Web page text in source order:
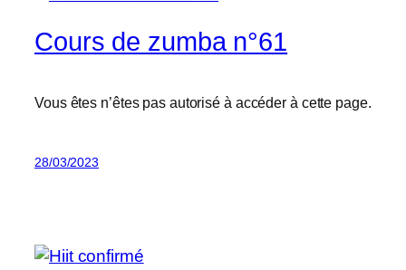
Cours de zumba n°61
Vous êtes n’êtes pas autorisé à accéder à cette page.
28/03/2023